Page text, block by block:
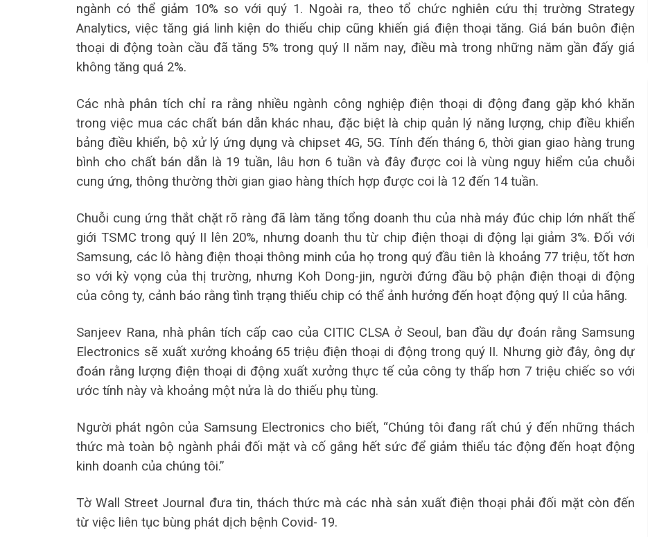
ngành có thể giảm 10% so với quý 1. Ngoài ra, theo tổ chức nghiên cứu thị trường Strategy
Analytics, việc tăng giá linh kiện do thiếu chip cũng khiến giá điện thoại tăng. Giá bán buôn điện
thoại di động toàn cầu đã tăng 5% trong quý II năm nay, điều mà trong những năm gần đấy giá
không tăng quá 2%.
Các nhà phân tích chỉ ra rằng nhiều ngành công nghiệp điện thoại di động đang gặp khó khăn
trong việc mua các chất bán dẫn khác nhau, đặc biệt là chip quản lý năng lượng, chip điều khiển
bảng điều khiển, bộ xử lý ứng dụng và chipset 4G, 5G. Tính đến tháng 6, thời gian giao hàng trung
bình cho chất bán dẫn là 19 tuần, lâu hơn 6 tuần và đây được coi là vùng nguy hiểm của chuỗi
cung ứng, thông thường thời gian giao hàng thích hợp được coi là 12 đến 14 tuần.
Chuỗi cung ứng thắt chặt rõ ràng đã làm tăng tổng doanh thu của nhà máy đúc chip lớn nhất thế
giới TSMC trong quý II lên 20%, nhưng doanh thu từ chip điện thoại di động lại giảm 3%. Đối với
Samsung, các lô hàng điện thoại thông minh của họ trong quý đầu tiên là khoảng 77 triệu, tốt hơn
so với kỳ vọng của thị trường, nhưng Koh Dong-jin, người đứng đầu bộ phận điện thoại di động
của công ty, cảnh báo rằng tình trạng thiếu chip có thể ảnh hưởng đến hoạt động quý II của hãng.
Sanjeev Rana, nhà phân tích cấp cao của CITIC CLSA ở Seoul, ban đầu dự đoán rằng Samsung
Electronics sẽ xuất xưởng khoảng 65 triệu điện thoại di động trong quý II. Nhưng giờ đây, ông dự
đoán rằng lượng điện thoại di động xuất xưởng thực tế của công ty thấp hơn 7 triệu chiếc so với
ước tính này và khoảng một nửa là do thiếu phụ tùng.
Người phát ngôn của Samsung Electronics cho biết, “Chúng tôi đang rất chú ý đến những thách
thức mà toàn bộ ngành phải đối mặt và cố gắng hết sức để giảm thiểu tác động đến hoạt động
kinh doanh của chúng tôi.”
Tờ Wall Street Journal đưa tin, thách thức mà các nhà sản xuất điện thoại phải đối mặt còn đến
từ việc liên tục bùng phát dịch bệnh Covid- 19.